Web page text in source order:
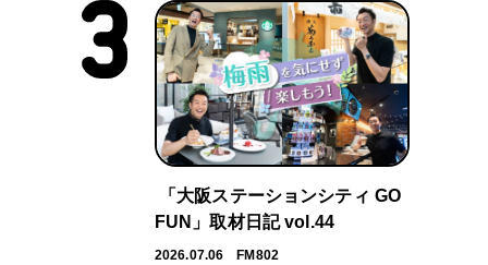
「大阪ステーションシティ GO
FUN」取材日記 vol.44
2026.07.06 FM802